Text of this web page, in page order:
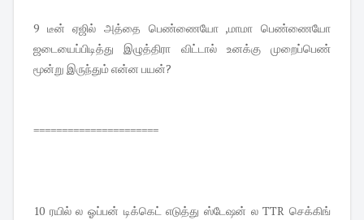
9 டீன் ஏஜில் அத்தை பெண்ணையோ ,மாமா பெண்ணையோ
ஜடையைப்பிடித்து இழுத்திரா விட்டால் உனக்கு முறைப்பெண்
மூன்று இருந்தும் என்ன பயன்?
======================
10 ரயில் ல ஓப்பன் டிக்கெட் எடுத்து ஸ்டேஷன் ல TTR செக்கிங்